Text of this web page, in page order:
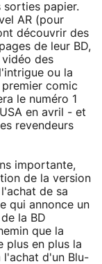
sorties papier.
AR (pour
découvrir des
de leur BD,
des
ou la
comic
le numéro 1
en avril - et
revendeurs
importante,
de la version
de sa
qui annonce un
la BD
que la
plus en plus la
l'achat d'un Blu-